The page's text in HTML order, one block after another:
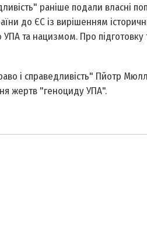
раніше подали власні
до ЄС із вирішенням
та нацизмом. Про підготовку
і справедливість" Пйотр
жертв "геноциду УПА".